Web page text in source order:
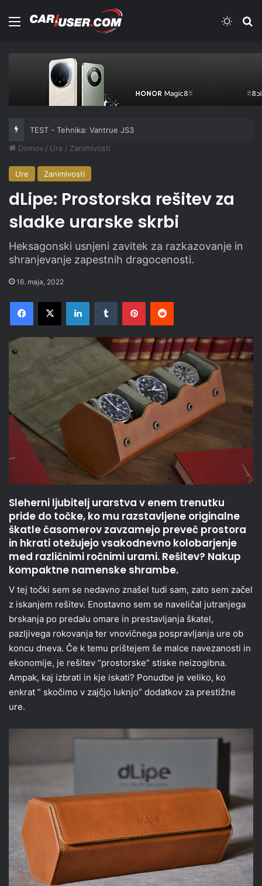
Meni
TEST - Tehnika: Vantrue JS3
Domov / Ure / Zanimivosti
Ure Zanimivosti
dLipe: Prostorska rešitev za
sladke urarske skrbi
Heksagonski usnjeni zavitek za razkazovanje in
shranjevanje zapestnih dragocenosti.
16. maja, 2022
Facebook
X LinkedInTumblr PinterestReddit
Sleherni ljubitelj urarstva v enem trenutku
pride do točke, ko mu razstavljene originalne
škatle časomerov zavzamejo preveč prostora
in hkrati otežujejo vsakodnevno kolobarjenje
med različnimi ročnimi urami. Rešitev? Nakup
kompaktne namenske shrambe.
V tej točki sem se nedavno znašel tudi sam, zato sem začel
z iskanjem rešitev. Enostavno sem se naveličal jutranjega
brskanja po predalu omare in prestavljanja škatel,
pazljivega rokovanja ter vnovičnega pospravljanja ure ob
koncu dneva. Če k temu prištejem še malce navezanosti in
ekonomije, je rešitev ”prostorske” stiske neizogibna.
Ampak, kaj izbrati in kje iskati? Ponudbe je veliko, ko
enkrat ” skočimo v zajčjo luknjo” dodatkov za prestižne
ure.